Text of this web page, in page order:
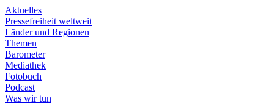
Aktuelles
Pressefreiheit weltweit
Länder und Regionen
Themen
Barometer
Mediathek
Fotobuch
Podcast
Was wir tun